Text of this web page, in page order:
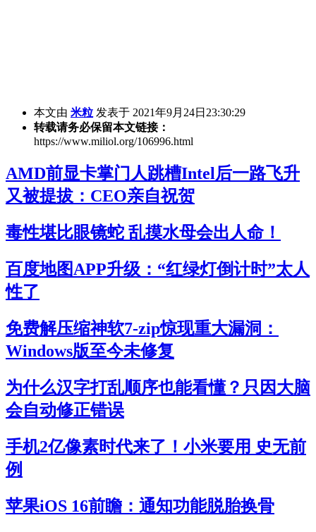
本文由 米粒 发表于 2021年9月24日23:30:29
转载请务必保留本文链接：
https://www.miliol.org/106996.html
AMD前显卡掌门人跳槽Intel后一路飞升
又被提拔：CEO亲自祝贺
毒性堪比眼镜蛇 乱摸水母会出人命！
百度地图APP升级：“红绿灯倒计时”太人
性了
免费解压缩神软7-zip惊现重大漏洞：
Windows版至今未修复
为什么汉字打乱顺序也能看懂？只因大脑
会自动修正错误
手机2亿像素时代来了！小米要用 史无前
例
苹果iOS 16前瞻：通知功能脱胎换骨